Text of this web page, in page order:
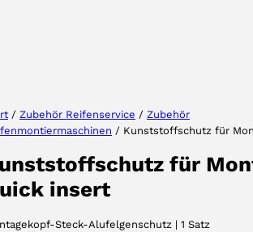
/ Zubehör Reifenservice / Zubehör
/ Kunststoffschutz für
für
insert
Steck-Alufelgenschutz | 1 Satz